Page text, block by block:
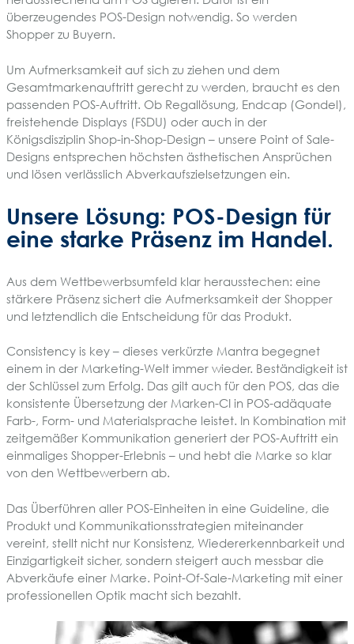
überzeugendes POS-Design notwendig. So werden
Shopper zu Buyern.
Um Aufmerksamkeit auf sich zu ziehen und dem
Gesamtmarkenauftritt gerecht zu werden, braucht es den
passenden POS-Auftritt. Ob Regallösung, Endcap (Gondel),
freistehende Displays (FSDU) oder auch in der
Königsdisziplin Shop-in-Shop-Design – unsere Point of Sale-
Designs entsprechen höchsten ästhetischen Ansprüchen
und lösen verlässlich Abverkaufszielsetzungen ein.
Unsere Lösung: POS-Design für
eine starke Präsenz im Handel.
Aus dem Wettbewerbsumfeld klar herausstechen: eine
stärkere Präsenz sichert die Aufmerksamkeit der Shopper
und letztendlich die Entscheidung für das Produkt.
Consistency is key – dieses verkürzte Mantra begegnet
einem in der Marketing-Welt immer wieder. Beständigkeit ist
der Schlüssel zum Erfolg. Das gilt auch für den POS, das die
konsistente Übersetzung der Marken-CI in POS-adäquate
Farb-, Form- und Materialsprache leistet. In Kombination mit
zeitgemäßer Kommunikation generiert der POS-Auftritt ein
einmaliges Shopper-Erlebnis – und hebt die Marke so klar
von den Wettbewerbern ab.
Das Überführen aller POS-Einheiten in eine Guideline, die
Produkt und Kommunikationsstrategien miteinander
vereint, stellt nicht nur Konsistenz, Wiedererkennbarkeit und
Einzigartigkeit sicher, sondern steigert auch messbar die
Abverkäufe einer Marke. Point-Of-Sale-Marketing mit einer
professionellen Optik macht sich bezahlt.